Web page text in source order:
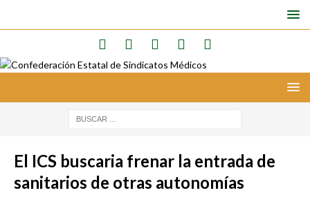
El ICS buscaria frenar la entrada de
sanitarios de otras autonomías